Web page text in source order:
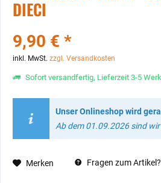
DIECI
9,90 € *
inkl. MwSt. zzgl. Versandkosten
Sofort versandfertig, Lieferzeit 3-5
Unser Onlineshop wird
Ab dem 01.09.2026 sind
Merken Fragen zum Artikel?